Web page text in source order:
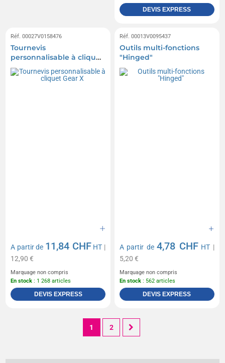
DEVIS EXPRESS
Réf. 00027V0158476
Tournevis
personnalisable à cliquet
Gear X
A partir de 11,84 CHF HT |
12,90 €
Marquage non compris
En stock : 1 268 articles
DEVIS EXPRESS
Réf. 00013V0095437
Outils multi-fonctions
"Hinged"
A partir de4,78 CHF HT |
5,20 €
Marquage non compris
En stock : 562 articles
DEVIS EXPRESS
1 2